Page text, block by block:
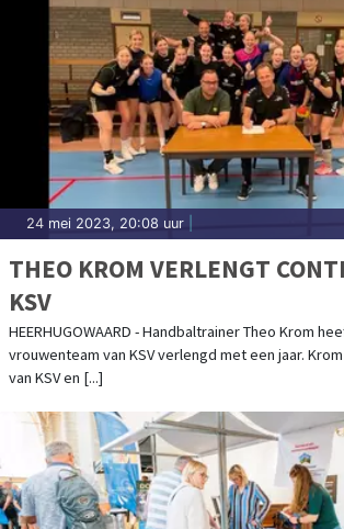
24 mei 2023, 20:08 uur
THEO KROM VERLENGT
KSV
HEERHUGOWAARD - Handbaltrainer Theo Krom
vrouwenteam van KSV verlengd met een jaar.
van KSV en [...]